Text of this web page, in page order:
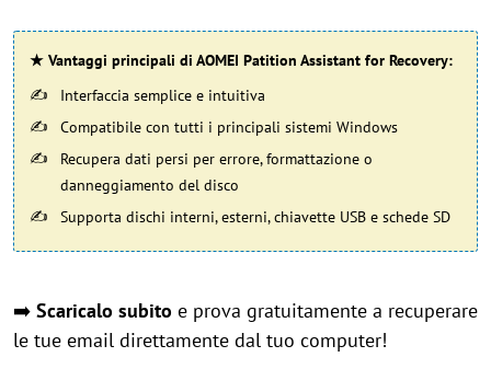
★ Vantaggi principali di AOMEI Patition Assistant for Recovery:
Interfaccia semplice e intuitiva
Compatibile con tutti i principali sistemi Windows
Recupera dati persi per errore, formattazione o
danneggiamento del disco
Supporta dischi interni, esterni, chiavette USB e schede SD
➡️ Scaricalo subito e prova gratuitamente a recuperare
le tue email direttamente dal tuo computer!